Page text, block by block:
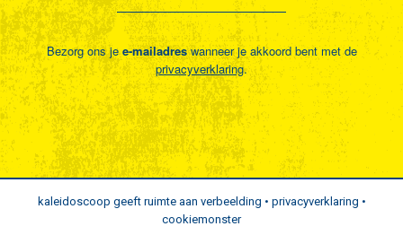
Bezorg ons jee-mailadreswanneer je akkoord bent met de
privacyverklaring.
kaleidoscoop geeft ruimte aan verbeelding • privacyverklaring •
cookiemonster